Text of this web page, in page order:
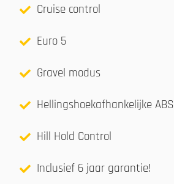
Cruise control
Euro 5
Gravel modus
Hellingshoekafhankelijke ABS
Hill Hold Control
Inclusief 6 jaar garantie!